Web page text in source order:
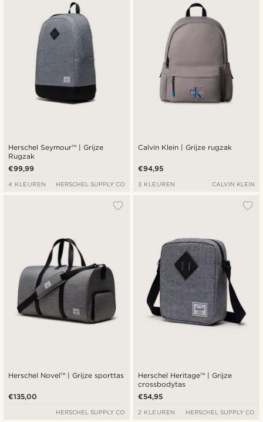
Herschel Seymour™ | Grijze
Rugzak
€99,99
4 KLEUREN HERSCHEL SUPPLY CO
Calvin Klein | Grijze rugzak
€94,95
3 KLEUREN CALVIN KLEIN
Herschel Novel™ | Grijze sporttas
€135,00
HERSCHEL SUPPLY CO
Herschel Heritage™ | Grijze
crossbodytas
€54,95
2 KLEUREN HERSCHEL SUPPLY CO